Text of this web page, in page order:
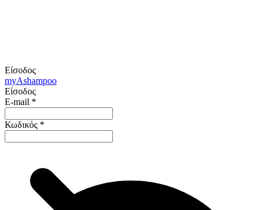
Είσοδος
myAshampoo
Είσοδος
E-mail *
Κωδικός *